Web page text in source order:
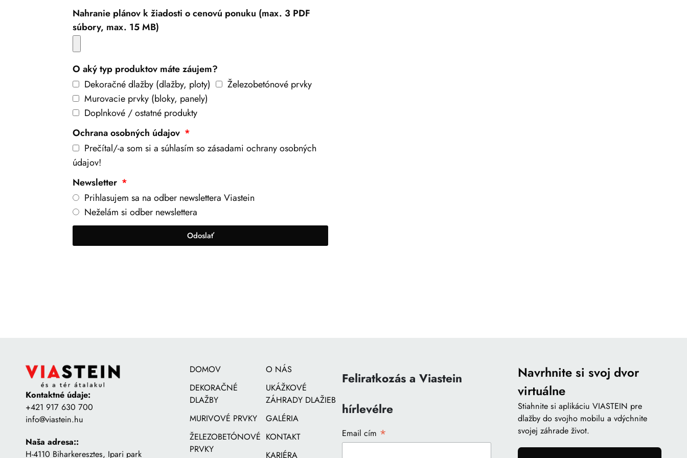
Nahranie plánov k žiadosti o cenovú ponuku (max. 3 PDF
súbory, max. 15 MB)
O aký typ produktov máte záujem?
Dekoračné dlažby (dlažby, ploty)
Železobetónové prvky
Murovacie prvky (bloky, panely)
Doplnkové / ostatné produkty
Ochrana osobných údajov
Prečítal/-a som si a súhlasím so zásadami ochrany osobných
údajov!
Newsletter
Prihlasujem sa na odber newslettera Viastein
Neželám si odber newslettera
Odoslať
Kontaktné údaje:
+421 917 630 700
info@viastein.hu
Naša adresa::
H-4110 Biharkeresztes, Ipari park
DOMOV
DEKORAČNÉ
DLAŽBY
MURIVOVÉ PRVKY
ŽELEZOBETÓNOVÉ
PRVKY
O NÁS
UKÁŽKOVÉ
ZÁHRADY DLAŽIEB
GALÉRIA
KONTAKT
KARIÉRA
Feliratkozás a Viastein
hírlevélre
Email cím *
Navrhnite si svoj dvor
virtuálne
Stiahnite si aplikáciu VIASTEIN pre
dlažby do svojho mobilu a vdýchnite
svojej záhrade život.